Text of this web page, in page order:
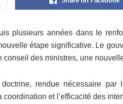
plusieurs années dans le
étape significative. Le
conseil des ministres, une
rendue nécessaire
coordination et l’efficacité des